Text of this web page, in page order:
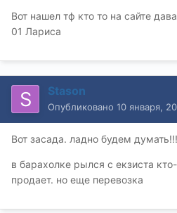
Вот нашел тф кто то на сайте
01 Лариса
Stason
Опубликовано 10 января,
Вот засада. ладно будем думать!!!
в барахолке рылся с екзиста
продает. но еще перевозка